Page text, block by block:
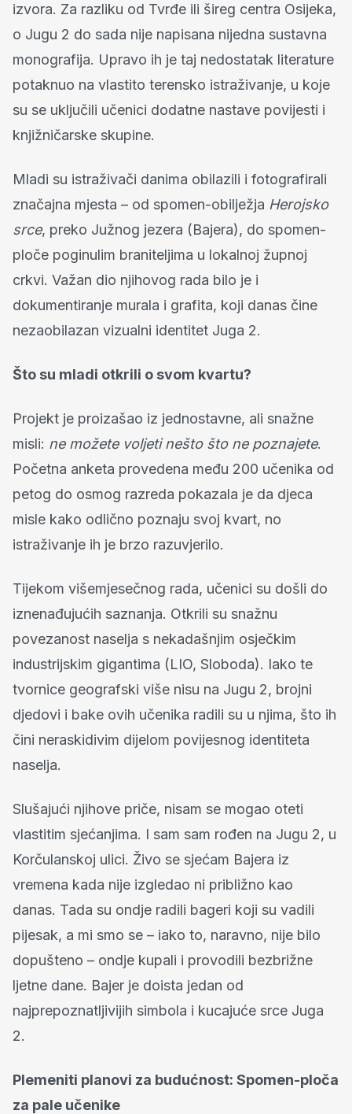
izvora. Za razliku od Tvrđe ili šireg centra Osijeka,
o Jugu 2 do sada nije napisana nijedna sustavna
monografija. Upravo ih je taj nedostatak literature
potaknuo na vlastito terensko istraživanje, u koje
su se uključili učenici dodatne nastave povijesti i
knjižničarske skupine.
Mladi su istraživači danima obilazili i fotografirali
značajna mjesta – od spomen-obilježja Herojsko
srce, preko Južnog jezera (Bajera), do spomen-
ploče poginulim braniteljima u lokalnoj župnoj
crkvi. Važan dio njihovog rada bilo je i
dokumentiranje murala i grafita, koji danas čine
nezaobilazan vizualni identitet Juga 2.
Što su mladi otkrili o svom kvartu?
Projekt je proizašao iz jednostavne, ali snažne
misli: ne možete voljeti nešto što ne poznajete.
Početna anketa provedena među 200 učenika od
petog do osmog razreda pokazala je da djeca
misle kako odlično poznaju svoj kvart, no
istraživanje ih je brzo razuvjerilo.
Tijekom višemjesečnog rada, učenici su došli do
iznenađujućih saznanja. Otkrili su snažnu
povezanost naselja s nekadašnjim osječkim
industrijskim gigantima (LIO, Sloboda). Iako te
tvornice geografski više nisu na Jugu 2, brojni
djedovi i bake ovih učenika radili su u njima, što ih
čini neraskidivim dijelom povijesnog identiteta
naselja.
Slušajući njihove priče, nisam se mogao oteti
vlastitim sjećanjima. I sam sam rođen na Jugu 2, u
Korčulanskoj ulici. Živo se sjećam Bajera iz
vremena kada nije izgledao ni približno kao
danas. Tada su ondje radili bageri koji su vadili
pijesak, a mi smo se – iako to, naravno, nije bilo
dopušteno – ondje kupali i provodili bezbrižne
ljetne dane. Bajer je doista jedan od
najprepoznatljivijih simbola i kucajuće srce Juga
2.
Plemeniti planovi za budućnost: Spomen-ploča
za pale učenike